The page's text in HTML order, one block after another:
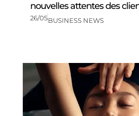
nouvelles attentes des
26/05BUSINESS NEWS